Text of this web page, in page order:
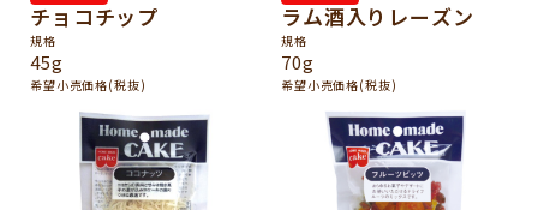
チョコチップ
規格
45g
希望小売価格(税抜)
ラム酒入りレーズン
規格
70g
希望小売価格(税抜)